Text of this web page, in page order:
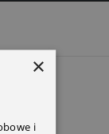
×
i